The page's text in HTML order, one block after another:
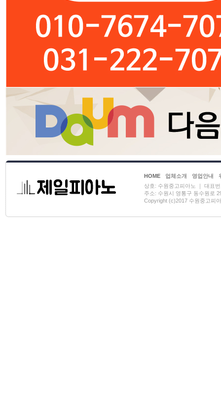
HOME 업체소개 영업안내
상호: 수원중고피아노 ｜ 대표
주소: 수원시 영통구 동수원로
Copyright (c)2017 수원중고피